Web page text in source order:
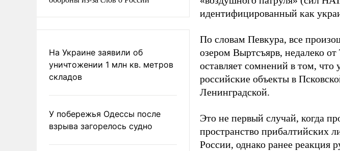
На Украине заявили об
уничтожении 1 млн кв. метров
складов
У побережья Одессы после
взрыва загорелось судно
идентифицированный как
По словам Певкура, все
озером Выртсъярв, недалеко
оставляет сомнений в том,
российские объекты в
Ленинградской.
Это не первый случай, когда
пространство прибалтийских
России, однако ранее реакция